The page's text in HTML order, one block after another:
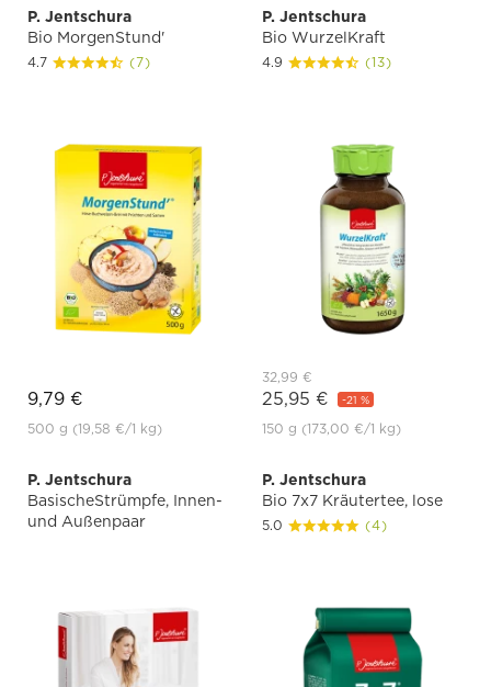
P. Jentschura
Bio MorgenStund'
4.7 (7)
9,79 €
500 g (19,58 €/1 kg)
P. Jentschura
Bio WurzelKraft
4.9 (13)
32,99 €
25,95 € -21 %
150 g (173,00 €/1 kg)
P. Jentschura
BasischeStrümpfe, Innen-
und Außenpaar
P. Jentschura
Bio 7x7 Kräutertee, lose
5.0 (4)